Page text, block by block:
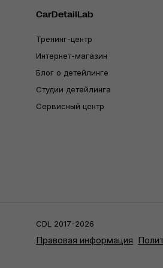
CarDetailLab
Тренинг-центр
Интернет-магазин
Блог о детейлинге
Студии детейлинга
Сервисный центр
CDL 2017-2026
Правовая информация